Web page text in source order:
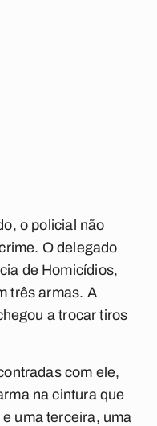
o policial não
O delegado
de Homicídios,
três armas. A
a trocar tiros
com ele,
na cintura que
uma terceira, uma